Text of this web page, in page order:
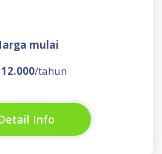
mulai
12.000/tahun
Info